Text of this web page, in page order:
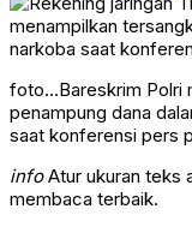
foto...Bareskrim Polri
penampung dana
saat konferensi pers
infoAtur ukuran teks
membaca terbaik.